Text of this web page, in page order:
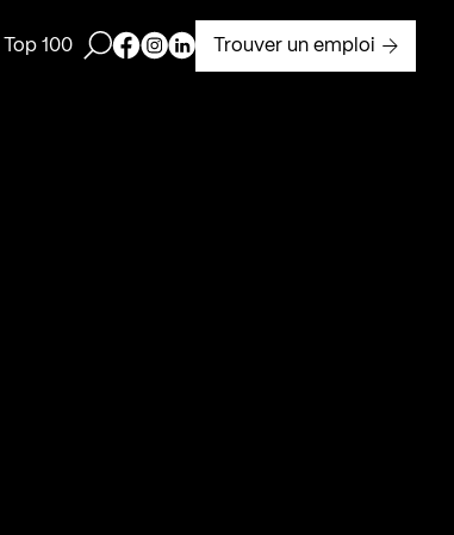
Top 100 Ouvrir la barre de recherche
Page Facebook de Kollectif
Page Instagram de Kollectif
Page Linkedin de Kollectif
Trouver un emploi